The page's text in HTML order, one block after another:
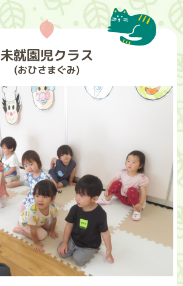
未就園児クラス
(おひさまぐみ)